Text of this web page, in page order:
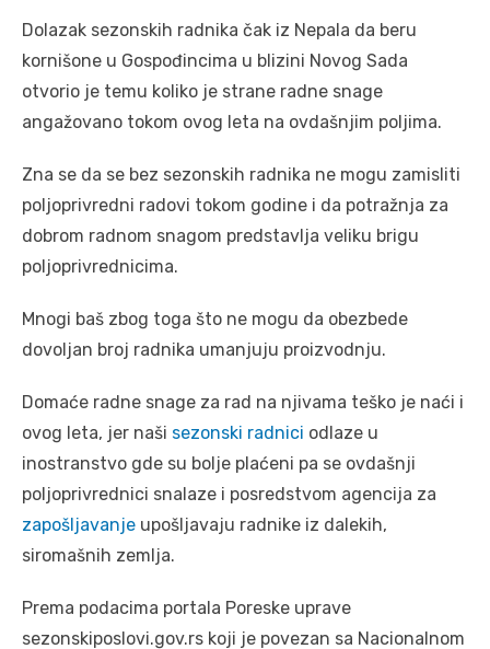
Dolazak sezonskih radnika čak iz Nepala da beru
kornišone u Gospođincima u blizini Novog Sada
otvorio je temu koliko je strane radne snage
angažovano tokom ovog leta na ovdašnjim poljima.
Zna se da se bez sezonskih radnika ne mogu zamisliti
poljoprivredni radovi tokom godine i da potražnja za
dobrom radnom snagom predstavlja veliku brigu
poljoprivrednicima.
Mnogi baš zbog toga što ne mogu da obezbede
dovoljan broj radnika umanjuju proizvodnju.
Domaće radne snage za rad na njivama teško je naći i
ovog leta, jer naši sezonski radnici odlaze u
inostranstvo gde su bolje plaćeni pa se ovdašnji
poljoprivrednici snalaze i posredstvom agencija za
zapošljavanje upošljavaju radnike iz dalekih,
siromašnih zemlja.
Prema podacima portala Poreske uprave
sezonskiposlovi.gov.rs koji je povezan sa Nacionalnom